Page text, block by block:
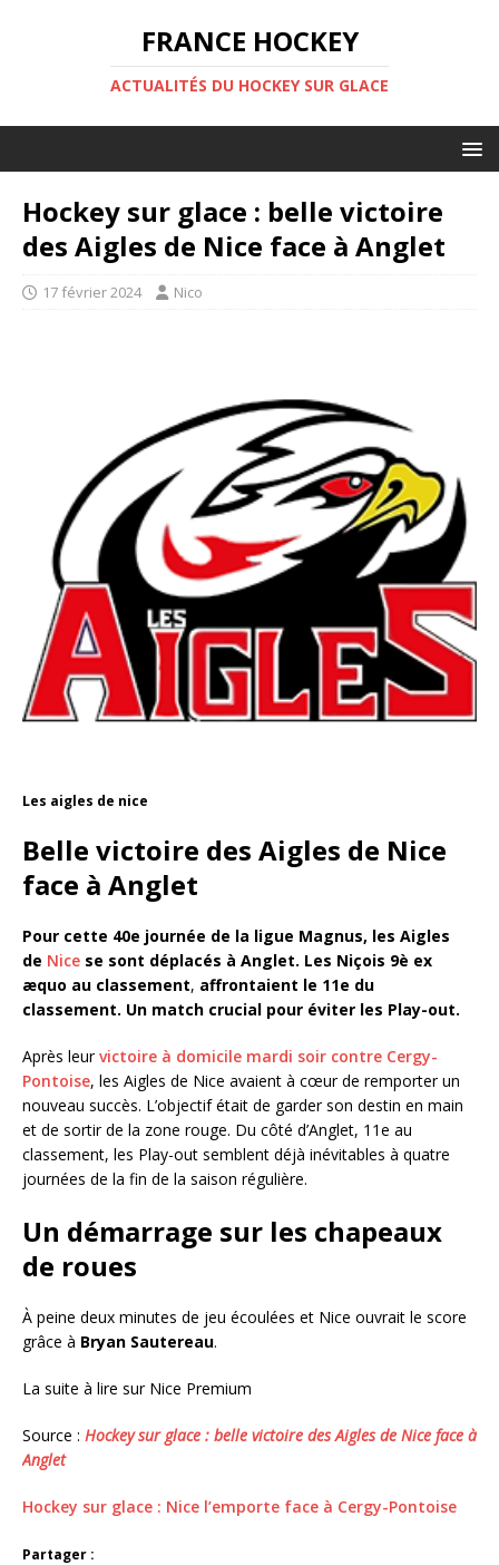
FRANCE HOCKEY
ACTUALITÉS DU HOCKEY SUR GLACE
Hockey sur glace : belle victoire
des Aigles de Nice face à Anglet
17 février 2024 Nico
Les aigles de nice
Belle victoire des Aigles de Nice
face à Anglet
Pour cette 40e journée de la ligue Magnus, les Aigles
de Nice se sont déplacés à Anglet. Les Niçois 9è ex
æquo au classement, affrontaient le 11e du
classement. Un match crucial pour éviter les Play-out.
Après leurvictoire à domicile mardi soir contre Cergy-
Pontoise, les Aigles de Nice avaient à cœur de remporter un
nouveau succès. L’objectif était de garder son destin en main
et de sortir de la zone rouge. Du côté d’Anglet, 11e au
classement, les Play-out semblent déjà inévitables à quatre
journées de la fin de la saison régulière.
Un démarrage sur les chapeaux
de roues
À peine deux minutes de jeu écoulées et Nice ouvrait le score
grâce à Bryan Sautereau.
La suite à lire sur Nice Premium
Source : Hockey sur glace : belle victoire des Aigles de Nice face à
Anglet
Hockey sur glace : Nice l’emporte face à Cergy-Pontoise
Partager :